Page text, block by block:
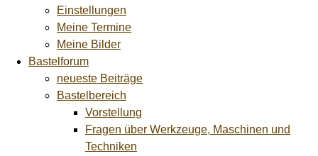
Einstellungen
Meine Termine
Meine Bilder
Bastelforum
neueste Beiträge
Bastelbereich
Vorstellung
Fragen über Werkzeuge, Maschinen und
Techniken